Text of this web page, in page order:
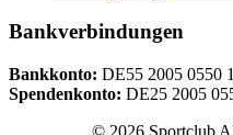
Bankverbindungen
Bankkonto: DE55 2005 0550
Spendenkonto: DE25 2005
© 2026 Sportclub